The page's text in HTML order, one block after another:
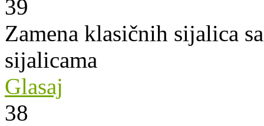
39
Zamena klasičnih sijalica
sijalicama
Glasaj
38